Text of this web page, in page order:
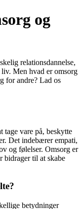
og
relationsdannelse,
Men hvad er omsorg
for andre? Lad os
tage vare på, beskytte
Det indebærer empati,
og følelser. Omsorg er
bidrager til at skabe
betydninger